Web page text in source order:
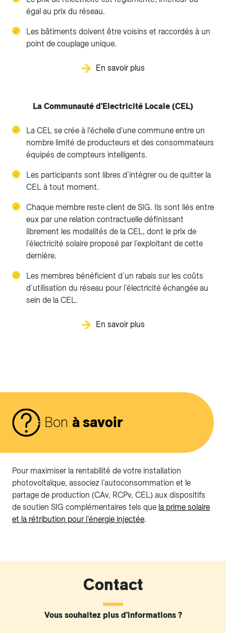
égal au prix du réseau.
Les bâtiments doivent être voisins et raccordés à un
point de couplage unique.
En savoir plus
La Communauté d'Electricité Locale (CEL)
La CEL se crée à l'échelle d'une commune entre un
nombre limité de producteurs et des consommateurs
équipés de compteurs intelligents.
Les participants sont libres d’intégrer ou de quitter la
CEL à tout moment.
Chaque membre reste client de SIG. Ils sont liés entre
eux par une relation contractuelle définissant
librement les modalités de la CEL, dont le prix de
l’électricité solaire proposé par l’exploitant de cette
dernière.
Les membres bénéficient d’un rabais sur les coûts
d’utilisation du réseau pour l’électricité échangée au
sein de la CEL.
En savoir plus
Bon à savoir
Pour maximiser la rentabilité de votre installation
photovoltaïque, associez l’autoconsommation et le
partage de production (CAv, RCPv, CEL) aux dispositifs
de soutien SIG complémentaires tels que la prime solaire
et la rétribution pour l’énergie injectée.
Contact
Vous souhaitez plus d'informations ?